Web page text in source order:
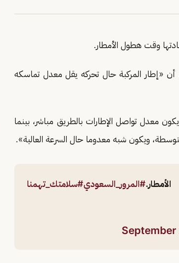
وقت هطول الأمطار.
«إطار المركبة حال تحركه يقل معدل تماسكه
معدل تواصل الإطارات بالطريق مباشر، بينما
ويكون شبه معدوما حال السرعة العالية».
#المرور_السعودي#سلامتك_تهمنا